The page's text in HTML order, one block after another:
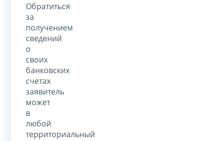
Обратиться
за
получением
сведений
о
своих
банковских
счетах
заявитель
может
в
любой
территориальный